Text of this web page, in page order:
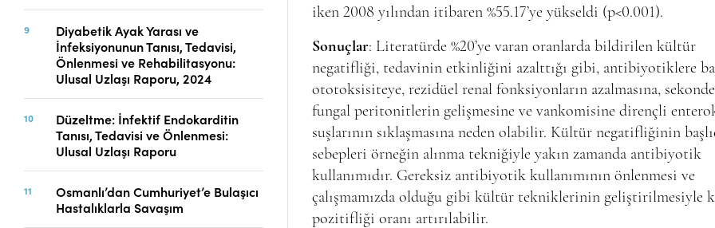
Diyabetik Ayak Yarası ve
İnfeksiyonunun Tanısı, Tedavisi,
Önlenmesi ve Rehabilitasyonu:
Ulusal Uzlaşı Raporu, 2024
Düzeltme: İnfektif Endokarditin
Tanısı, Tedavisi ve Önlenmesi:
Ulusal Uzlaşı Raporu
Osmanlı’dan Cumhuriyet’e Bulaşıcı
Hastalıklarla Savaşım
iken 2008 yılından itibaren %55.17’ye yükseldi (p<0.001).
Sonuçlar: Literatürde %20’ye varan oranlarda bildirilen kültür
negatifliği, tedavinin etkinliğini azalttığı gibi, antibiyotiklere
ototoksisiteye, rezidüel renal fonksiyonların azalmasına,
fungal peritonitlerin gelişmesine ve vankomisine dirençli
suşlarının sıklaşmasına neden olabilir. Kültür negatifliğinin
sebepleri örneğin alınma tekniğiyle yakın zamanda antibiyotik
kullanımıdır. Gereksiz antibiyotik kullanımının önlenmesi ve
çalışmamızda olduğu gibi kültür tekniklerinin geliştirilmesiyle
pozitifliği oranı artırılabilir.